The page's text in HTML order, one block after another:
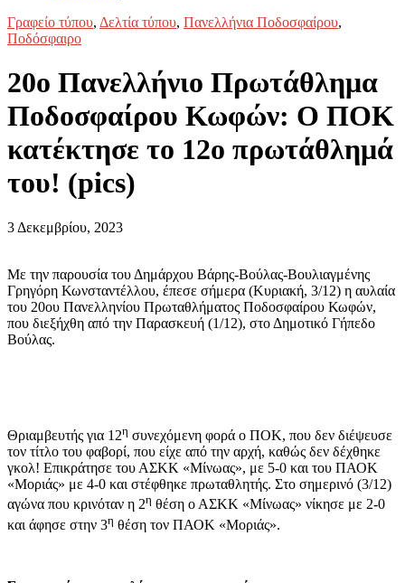
Γραφείο τύπου, Δελτία τύπου, Πανελλήνια Ποδοσφαίρου,
Ποδόσφαιρο
20ο Πανελλήνιο Πρωτάθλημα
Ποδοσφαίρου Κωφών: Ο ΠΟΚ
κατέκτησε το 12ο πρωτάθλημά
του! (pics)
3 Δεκεμβρίου, 2023
Με την παρουσία του Δημάρχου Βάρης-Βούλας-Βουλιαγμένης
Γρηγόρη Κωνσταντέλλου, έπεσε σήμερα (Κυριακή, 3/12) η αυλαία
του 20ου Πανελληνίου Πρωταθλήματος Ποδοσφαίρου Κωφών,
που διεξήχθη από την Παρασκευή (1/12), στο Δημοτικό Γήπεδο
Βούλας.
Θριαμβευτής για 12η συνεχόμενη φορά ο ΠΟΚ, που δεν διέψευσε
τον τίτλο του φαβορί, που είχε από την αρχή, καθώς δεν δέχθηκε
γκολ! Επικράτησε του ΑΣΚΚ «Μίνωας», με 5-0 και του ΠΑΟΚ
«Μοριάς» με 4-0 και στέφθηκε πρωταθλητής. Στο σημερινό (3/12)
αγώνα που κρινόταν η 2η θέση ο ΑΣΚΚ «Μίνωας» νίκησε με 2-0
και άφησε στην 3η θέση τον ΠΑΟΚ «Μοριάς».